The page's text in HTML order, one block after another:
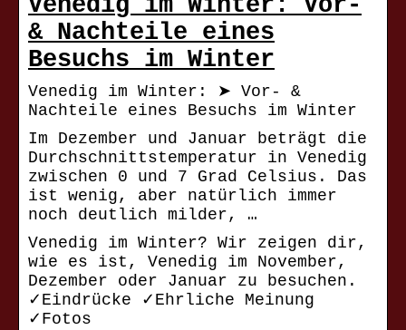
Venedig im Winter: Vor-
& Nachteile eines
Besuchs im Winter
Venedig im Winter: ➤ Vor- &
Nachteile eines Besuchs im Winter
Im Dezember und Januar beträgt die
Durchschnittstemperatur in Venedig
zwischen 0 und 7 Grad Celsius. Das
ist wenig, aber natürlich immer
noch deutlich milder, …
Venedig im Winter? Wir zeigen dir,
wie es ist, Venedig im November,
Dezember oder Januar zu besuchen.
✓Eindrücke ✓Ehrliche Meinung
✓Fotos